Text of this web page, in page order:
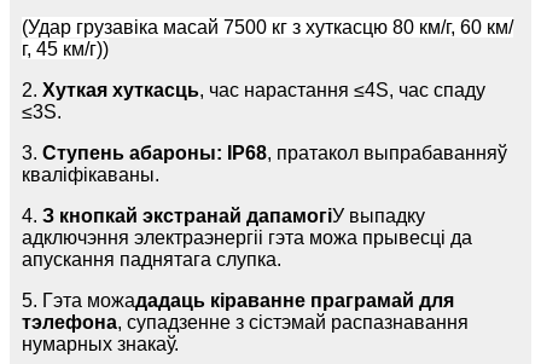
(Удар грузавіка масай 7500 кг з хуткасцю 80 км/г, 60 км/
г, 45 км/г))
2. Хуткая хуткасць, час нарастання ≤4S, час спаду
≤3S.
3. Ступень абароны: IP68, пратакол выпрабаванняў
кваліфікаваны.
4. З кнопкай экстранай дапамогіУ выпадку
адключэння электраэнергіі гэта можа прывесці да
апускання паднятага слупка.
5. Гэта можададаць кіраванне праграмай для
тэлефона, супадзенне з сістэмай распазнавання
нумарных знакаў.